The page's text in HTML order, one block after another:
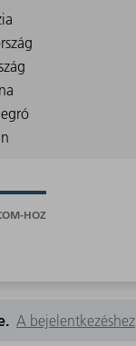
HOZ
A bejelentkezéshez